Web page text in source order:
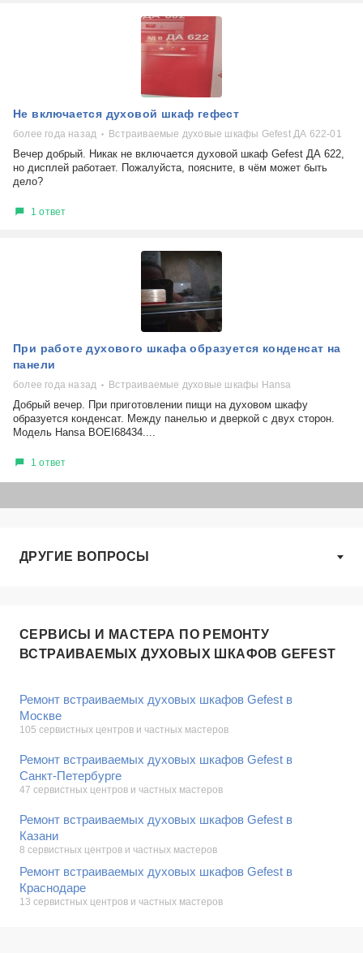
Не включается духовой шкаф гефест
более года назад Встраиваемые духовые шкафы Gefest ДА 622-01
Вечер добрый. Никак не включается духовой шкаф Gefest ДА 622,
но дисплей работает. Пожалуйста, поясните, в чём может быть
дело?
1 ответ
При работе духового шкафа образуется конденсат на
панели
более года назад Встраиваемые духовые шкафы Hansa
Добрый вечер. При приготовлении пищи на духовом шкафу
образуется конденсат. Между панелью и дверкой с двух сторон.
Модель Hansa BOEI68434....
1 ответ
ДРУГИЕ ВОПРОСЫ
СЕРВИСЫ И МАСТЕРА ПО РЕМОНТУ
ВСТРАИВАЕМЫХ ДУХОВЫХ ШКАФОВ GEFEST
Ремонт встраиваемых духовых шкафов Gefest в
Москве
105 сервистных центров и частных мастеров
Ремонт встраиваемых духовых шкафов Gefest в
Санкт-Петербурге
47 сервистных центров и частных мастеров
Ремонт встраиваемых духовых шкафов Gefest в
Казани
8 сервистных центров и частных мастеров
Ремонт встраиваемых духовых шкафов Gefest в
Краснодаре
13 сервистных центров и частных мастеров